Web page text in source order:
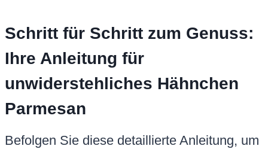
Schritt für Schritt zum Genuss:
Ihre Anleitung für
unwiderstehliches Hähnchen
Parmesan
Befolgen Sie diese detaillierte Anleitung, um